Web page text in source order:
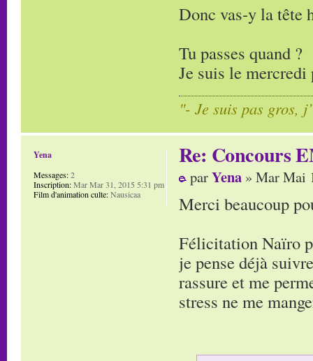
Donc vas-y la tête
Tu passes quand ?
Je suis le mercredi
"- Je suis pas gros,
Re: Concours
parYena » Mar Mai
Merci beaucoup
Félicitation Naïro
je pense déjà
rassure et me
stress ne me
Yena
Messages:2
Inscription:Mar Mar 31, 2015 5:31 pm
Film d'animation culte:Nausicaa